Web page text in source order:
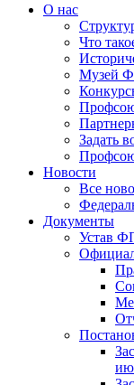
О нас
Что
Музей
Задать
Новости
Все
Документы
Устав